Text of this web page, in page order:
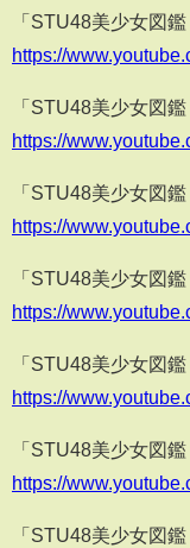
「STU48美少女図
https://
「STU48美少女図鑑
https://
「STU48美少女図鑑
https://
「STU48美少女図鑑
https://
「STU48美少女図鑑
https://
「STU48美少女図鑑
https://
「STU48美少女図鑑